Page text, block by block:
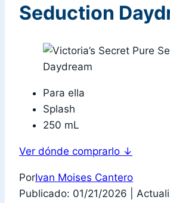
Seduction
Para ella
Splash
250 mL
Ver dónde comprarlo ↓
PorIvan Moises Cantero
Publicado: 01/21/2026